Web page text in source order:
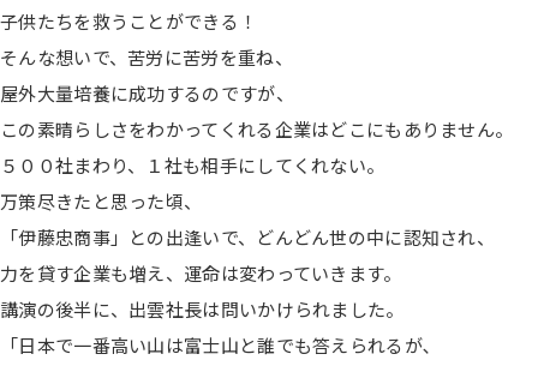
子供たちを救うことができる！
そんな想いで、苦労に苦労を重ね、
屋外大量培養に成功するのですが、
この素晴らしさをわかってくれる企業はどこにもありません。
５００社まわり、１社も相手にしてくれない。
万策尽きたと思った頃、
「伊藤忠商事」との出逢いで、どんどん世の中に認知され、
力を貸す企業も増え、運命は変わっていきます。
講演の後半に、出雲社長は問いかけられました。
「日本で一番高い山は富士山と誰でも答えられるが､